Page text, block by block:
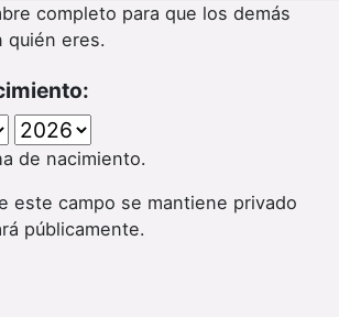
completo para que los demás
quién eres.
de nacimiento.
este campo se mantiene privado
públicamente.